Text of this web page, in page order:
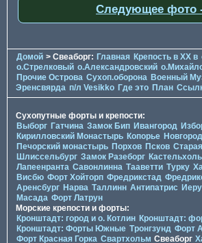
Следующее фото
Домой > Свеаборг: Главная Крепость в XX в
о.Стрелковый о.Александровский
Прочие Острова Сухоп.оборона Военный
Эренсвярда п/л Vesikko Где это План
Сухопутные форты и крепости:
Выборг Гатчина Замок Бип Ивангород
Кирилловский Монастырь Копорье Новгород
Печорcкий монастырь Порхов Псков
Шлиссельбург Замок Разеборг
Лапеенранта Савонлинна Тааветти Турку
Висбю Форт Хойторп Фредрикстад
Аренсбург Нарва Таллинн Антипатрис
Масада Форт Латрун
Морские крепости и форты:
Кронштадт: город и о. Котлин Кронштадт:
Кронштадт: Форты Южные Тронгзунд Форт
Форт Красная Горка Свартхольм Свеаборг